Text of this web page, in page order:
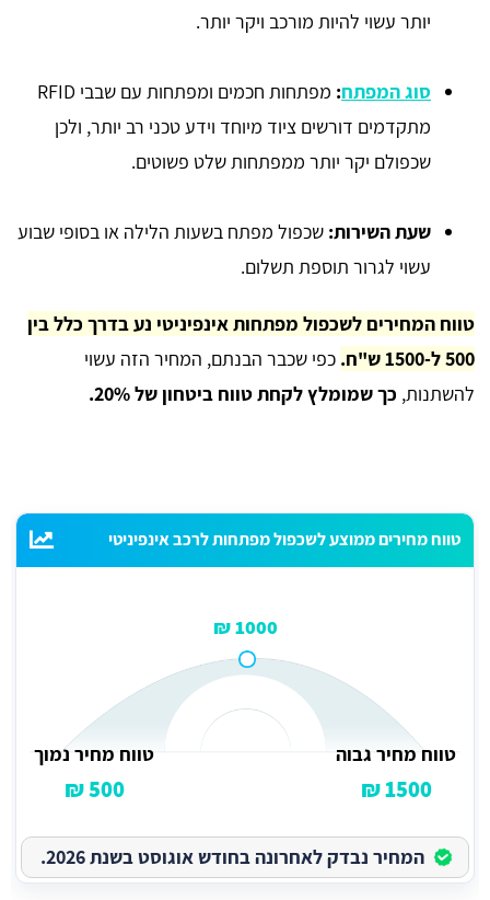
יותר עשוי להיות מורכב ויקר יותר.
סוג המפתח:
מפתחות חכמים ומפתחות עם שבבי RFID
מתקדמים דורשים ציוד מיוחד וידע טכני רב יותר, ולכן
שכפולם יקר יותר ממפתחות שלט פשוטים.
שעת השירות: שכפול מפתח בשעות הלילה או בסופי שבוע
עשוי לגרור תוספת תשלום.
טווח המחירים לשכפול מפתחות אינפיניטי נע בדרך כלל בין
500 ל-1500 ש"ח.
כפי שכבר הבנתם, המחיר הזה עשוי
להשתנות, כך שמומלץ לקחת טווח ביטחון של 20%.
טווח מחירים ממוצע לשכפול מפתחות לרכב אינפיניטי
1000 ₪
טווח מחיר גבוה
1500 ₪
טווח מחיר נמוך
500 ₪
המחיר נבדק לאחרונה בחודש אוגוסט בשנת 2026.